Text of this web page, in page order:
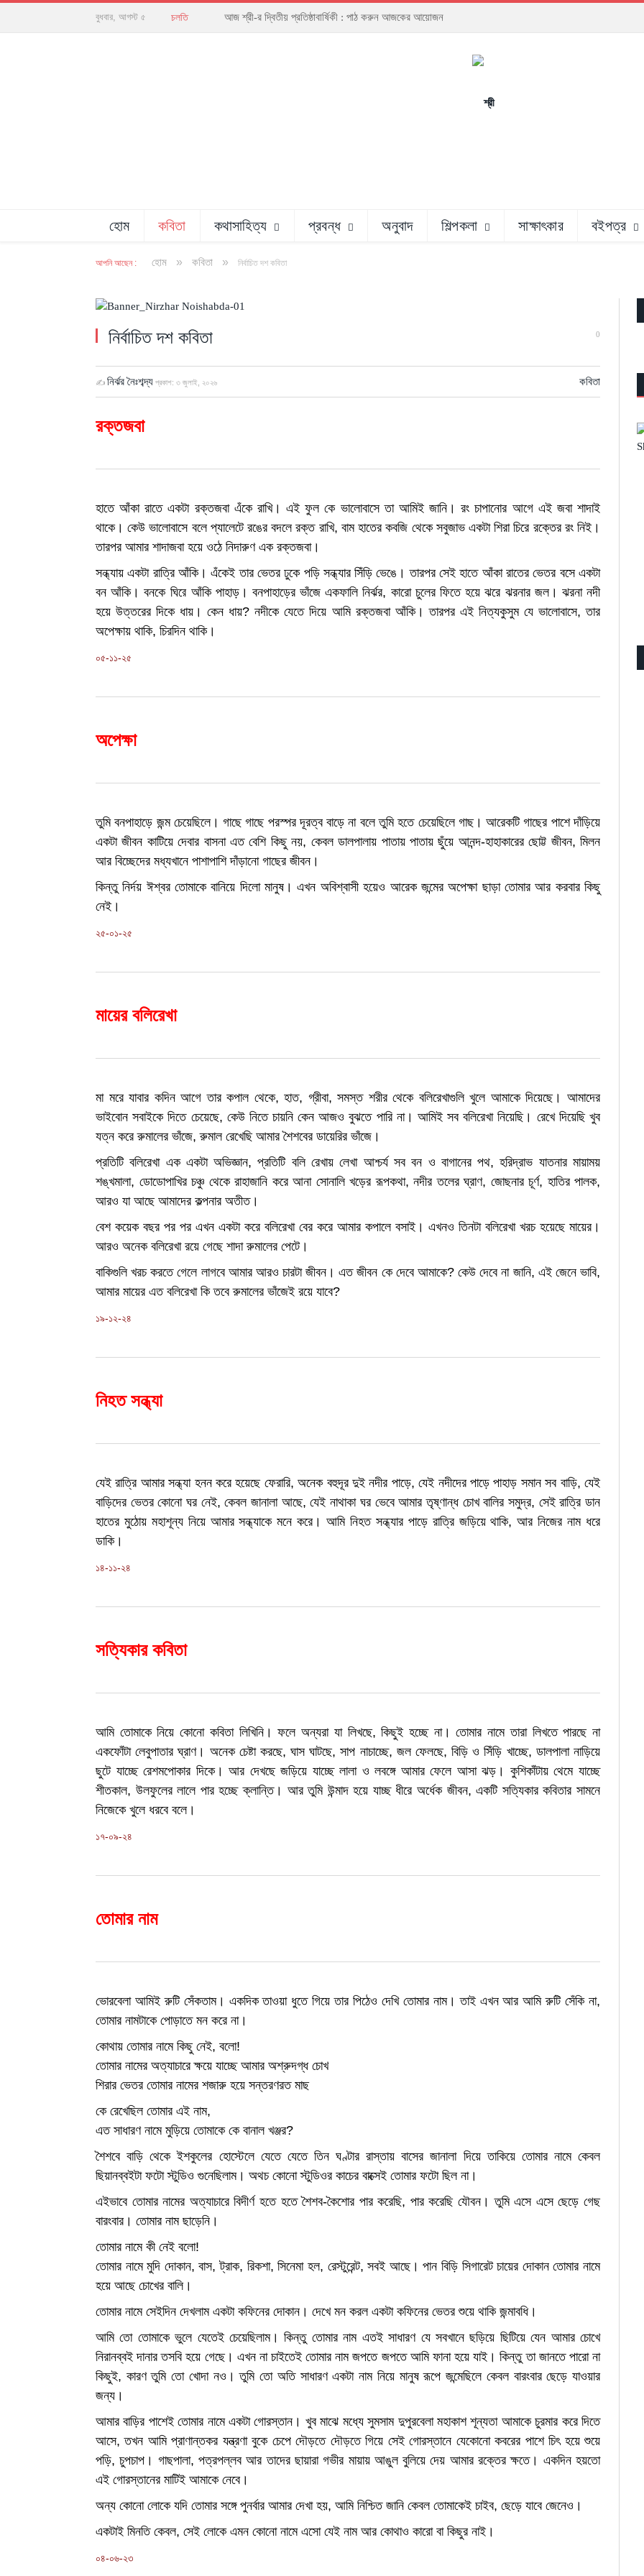
বুধবার, আগস্ট ৫ চলতি আজ শ্রী-র দ্বিতীয় প্রতিষ্ঠাবার্ষিকী : পাঠ করুন আজকের আয়োজন
হোম কবিতা কথাসাহিত্য প্রবন্ধ অনুবাদ শিল্পকলা সাক্ষাৎকার বইপত্র
আপনি আছেন : হোম » কবিতা » নির্বাচিত দশ কবিতা
নির্বাচিত দশ কবিতা 0
✍ নির্ঝর নৈঃশব্দ্য প্রকাশ: ৩ জুলাই, ২০২৬ কবিতা
রক্তজবা
হাতে আঁকা রাতে একটা রক্তজবা এঁকে রাখি। এই ফুল কে ভালোবাসে তা আমিই জানি। রং চাপানোর আগে এই জবা শাদাই
থাকে। কেউ ভালোবাসে বলে প্যালেটে রঙের বদলে রক্ত রাখি, বাম হাতের কবজি থেকে সবুজাভ একটা শিরা চিরে রক্তের রং নিই।
তারপর আমার শাদাজবা হয়ে ওঠে নিদারুণ এক রক্তজবা।
সন্ধ্যায় একটা রাত্রি আঁকি। এঁকেই তার ভেতর ঢুকে পড়ি সন্ধ্যার সিঁড়ি ভেঙে। তারপর সেই হাতে আঁকা রাতের ভেতর বসে একটা
বন আঁকি। বনকে ঘিরে আঁকি পাহাড়। বনপাহাড়ের ভাঁজে একফালি নির্ঝর, কারো চুলের ফিতে হয়ে ঝরে ঝরনার জল। ঝরনা নদী
হয়ে উত্তরের দিকে ধায়। কেন ধায়? নদীকে যেতে দিয়ে আমি রক্তজবা আঁকি। তারপর এই নিত্যকুসুম যে ভালোবাসে, তার
অপেক্ষায় থাকি, চিরদিন থাকি।
০৫-১১-২৫
অপেক্ষা
তুমি বনপাহাড়ে জন্ম চেয়েছিলে। গাছে গাছে পরস্পর দূরত্ব বাড়ে না বলে তুমি হতে চেয়েছিলে গাছ। আরেকটি গাছের পাশে দাঁড়িয়ে
একটা জীবন কাটিয়ে দেবার বাসনা এত বেশি কিছু নয়, কেবল ডালপালায় পাতায় পাতায় ছুঁয়ে আনন্দ-হাহাকারের ছোট্ট জীবন, মিলন
আর বিচ্ছেদের মধ্যখানে পাশাপাশি দাঁড়ানো গাছের জীবন।
কিন্তু নির্দয় ঈশ্বর তোমাকে বানিয়ে দিলো মানুষ। এখন অবিশ্বাসী হয়েও আরেক জন্মের অপেক্ষা ছাড়া তোমার আর করবার কিছু
নেই।
২৫-০১-২৫
মায়ের বলিরেখা
মা মরে যাবার কদিন আগে তার কপাল থেকে, হাত, গ্রীবা, সমস্ত শরীর থেকে বলিরেখাগুলি খুলে আমাকে দিয়েছে। আমাদের
ভাইবোন সবাইকে দিতে চেয়েছে, কেউ নিতে চায়নি কেন আজও বুঝতে পারি না। আমিই সব বলিরেখা নিয়েছি। রেখে দিয়েছি খুব
যত্ন করে রুমালের ভাঁজে, রুমাল রেখেছি আমার শৈশবের ডায়েরির ভাঁজে।
প্রতিটি বলিরেখা এক একটা অভিজ্ঞান, প্রতিটি বলি রেখায় লেখা আশ্চর্য সব বন ও বাগানের পথ, হরিদ্রাভ যাতনার মায়াময়
শঙ্খমালা, ডোডোপাখির চঞ্চু থেকে রাহাজানি করে আনা সোনালি খড়ের রূপকথা, নদীর তলের ঘ্রাণ, জোছনার চূর্ণ, হাতির পালক,
আরও যা আছে আমাদের কল্পনার অতীত।
বেশ কয়েক বছর পর পর এখন একটা করে বলিরেখা বের করে আমার কপালে বসাই। এখনও তিনটা বলিরেখা খরচ হয়েছে মায়ের।
আরও অনেক বলিরেখা রয়ে গেছে শাদা রুমালের পেটে।
বাকিগুলি খরচ করতে গেলে লাগবে আমার আরও চারটা জীবন। এত জীবন কে দেবে আমাকে? কেউ দেবে না জানি, এই জেনে ভাবি,
আমার মায়ের এত বলিরেখা কি তবে রুমালের ভাঁজেই রয়ে যাবে?
১৯-১২-২৪
নিহত সন্ধ্যা
যেই রাত্রি আমার সন্ধ্যা হনন করে হয়েছে ফেরারি, অনেক বহুদূর দুই নদীর পাড়ে, যেই নদীদের পাড়ে পাহাড় সমান সব বাড়ি, যেই
বাড়িদের ভেতর কোনো ঘর নেই, কেবল জানালা আছে, যেই নাথাকা ঘর ভেবে আমার তৃষ্ণান্ধ চোখ বালির সমুদ্র, সেই রাত্রি ডান
হাতের মুঠোয় মহাশূন্য নিয়ে আমার সন্ধ্যাকে মনে করে। আমি নিহত সন্ধ্যার পাড়ে রাত্রি জড়িয়ে থাকি, আর নিজের নাম ধরে
ডাকি।
১৪-১১-২৪
সত্যিকার কবিতা
আমি তোমাকে নিয়ে কোনো কবিতা লিখিনি। ফলে অন্যরা যা লিখছে, কিছুই হচ্ছে না। তোমার নামে তারা লিখতে পারছে না
একফোঁটা লেবুপাতার ঘ্রাণ। অনেক চেষ্টা করছে, ঘাস ঘাটছে, সাপ নাচাচ্ছে, জল ফেলছে, বিড়ি ও সিঁড়ি খাচ্ছে, ডালপালা নাড়িয়ে
ছুটে যাচ্ছে রেশমপোকার দিকে। আর দেখছে জড়িয়ে যাচ্ছে লালা ও লবঙ্গে আমার ফেলে আসা ঝড়। কুশিকাঁটায় থেমে যাচ্ছে
শীতকাল, উলফুলের লালে পার হচ্ছে ক্লান্তি। আর তুমি উন্মাদ হয়ে যাচ্ছ ধীরে অর্ধেক জীবন, একটি সত্যিকার কবিতার সামনে
নিজেকে খুলে ধরবে বলে।
১৭-০৯-২৪
তোমার নাম
ভোরবেলা আমিই রুটি সেঁকতাম। একদিক তাওয়া ধুতে গিয়ে তার পিঠেও দেখি তোমার নাম। তাই এখন আর আমি রুটি সেঁকি না,
তোমার নামটাকে পোড়াতে মন করে না।
কোথায় তোমার নামে কিছু নেই, বলো!
তোমার নামের অত্যাচারে ক্ষয়ে যাচ্ছে আমার অশ্রুদগ্ধ চোখ
শিরার ভেতর তোমার নামের শজারু হয়ে সন্তরণরত মাছ
কে রেখেছিল তোমার এই নাম,
এত সাধারণ নামে মুড়িয়ে তোমাকে কে বানাল খঞ্জর?
শৈশবে বাড়ি থেকে ইশকুলের হোস্টেলে যেতে যেতে তিন ঘণ্টার রাস্তায় বাসের জানালা দিয়ে তাকিয়ে তোমার নামে কেবল
ছিয়ানব্বইটা ফটো স্টুডিও গুনেছিলাম। অথচ কোনো স্টুডিওর কাচের বাক্সেই তোমার ফটো ছিল না।
এইভাবে তোমার নামের অত্যাচারে বিদীর্ণ হতে হতে শৈশব-কৈশোর পার করেছি, পার করেছি যৌবন। তুমি এসে এসে ছেড়ে গেছ
বারংবার। তোমার নাম ছাড়েনি।
তোমার নামে কী নেই বলো!
তোমার নামে মুদি দোকান, বাস, ট্রাক, রিকশা, সিনেমা হল, রেস্টুরেন্ট, সবই আছে। পান বিড়ি সিগারেট চায়ের দোকান তোমার নামে
হয়ে আছে চোখের বালি।
তোমার নামে সেইদিন দেখলাম একটা কফিনের দোকান। দেখে মন করল একটা কফিনের ভেতর শুয়ে থাকি জন্মাবধি।
আমি তো তোমাকে ভুলে যেতেই চেয়েছিলাম। কিন্তু তোমার নাম এতই সাধারণ যে সবখানে ছড়িয়ে ছিটিয়ে যেন আমার চোখে
নিরানব্বই দানার তসবি হয়ে গেছে। এখন না চাইতেই তোমার নাম জপতে জপতে আমি ফানা হয়ে যাই। কিন্তু তা জানতে পারো না
কিছুই, কারণ তুমি তো খোদা নও। তুমি তো অতি সাধারণ একটা নাম নিয়ে মানুষ রূপে জন্মেছিলে কেবল বারংবার ছেড়ে যাওয়ার
জন্য।
আমার বাড়ির পাশেই তোমার নামে একটা গোরস্তান। খুব মাঝে মধ্যে সুমসাম দুপুরবেলা মহাকাশ শূন্যতা আমাকে চুরমার করে দিতে
আসে, তখন আমি প্রাণান্তকর যন্ত্রণা বুকে চেপে দৌড়তে দৌড়তে গিয়ে সেই গোরস্তানে যেকোনো কবরের পাশে চিৎ হয়ে শুয়ে
পড়ি, চুপচাপ। গাছপালা, পত্রপল্লব আর তাদের ছায়ারা গভীর মায়ায় আঙুল বুলিয়ে দেয় আমার রক্তের ক্ষতে। একদিন হয়তো
এই গোরস্তানের মাটিই আমাকে নেবে।
অন্য কোনো লোকে যদি তোমার সঙ্গে পুনর্বার আমার দেখা হয়, আমি নিশ্চিত জানি কেবল তোমাকেই চাইব, ছেড়ে যাবে জেনেও।
একটাই মিনতি কেবল, সেই লোকে এমন কোনো নামে এসো যেই নাম আর কোথাও কারো বা কিছুর নাই।
০৪-০৬-২৩